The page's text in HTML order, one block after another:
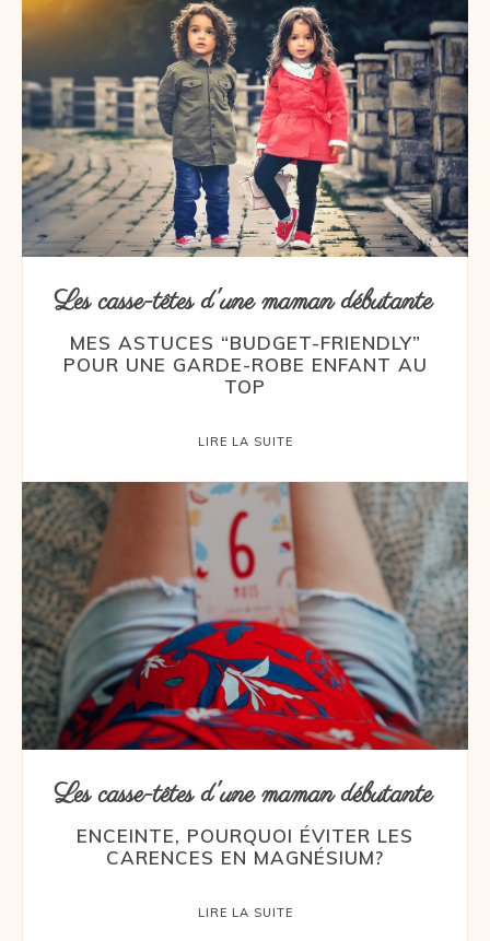
Les casse-têtes d'une maman débutante
MES ASTUCES “BUDGET-FRIENDLY”
POUR UNE GARDE-ROBE ENFANT AU
TOP
LIRE LA SUITE
Les casse-têtes d'une maman débutante
ENCEINTE, POURQUOI ÉVITER LES
CARENCES EN MAGNÉSIUM?
LIRE LA SUITE